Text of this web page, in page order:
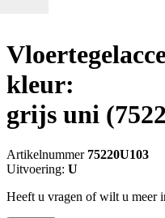
kleur:
grijs uni
Artikelnummer 75220U103
Uitvoering: U
Heeft u vragen of wilt u meer